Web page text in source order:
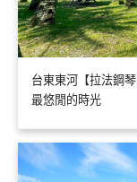
台東東河【拉法鋼
最悠閒的時光